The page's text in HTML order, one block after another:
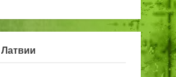
Латвии